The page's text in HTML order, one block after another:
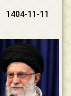
1404-11-11